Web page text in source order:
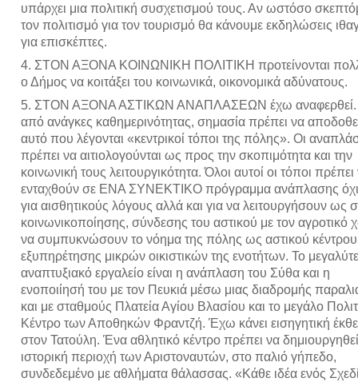
υπάρχει μια πολιτική συσχετισμού τους. Αν ωστόσο
τον πολιτισμό για τον τουρισμό θα κάνουμε εκδηλώσεις
για επισκέπτες.
4. ΣΤΟΝ ΑΞΟΝΑ ΚΟΙΝΩΝΙΚΗ ΠΟΛΙΤΙΚΗ προτείνονται
ο Δήμος να κοιτάξει του κοινωνικά, οικονομικά αδύνατους.
5. ΣΤΟΝ ΑΞΟΝΑ ΑΣΤΙΚΩΝ ΑΝΑΠΛΑΣΕΩΝ έχω αναφερθεί.
από ανάγκες καθημερινότητας, σημασία πρέπει να
αυτό που λέγονται «κεντρικοί τόποι της πόλης». Οι
πρέπει να αιτιολογούνται ως προς την σκοπιμότητα και την
κοινωνική τους λειτουργικότητα. Όλοι αυτοί οι τόποι πρέπει
ενταχθούν σε ΕΝΑ ΣΥΝΕΚΤΙΚΟ πρόγραμμα ανάπλασης
για αισθητικούς λόγους αλλά και για να λειτουργήσουν ως
κοινωνικοποίησης, σύνδεσης του αστικού με τον αγροτικό
να συμπυκνώσουν το νόημα της πόλης ως αστικού κέντρου
εξυπηρέτησης μικρών οικιστικών της ενοτήτων. Το
αναπτυξιακό εργαλείο είναι η ανάπλαση του Σύθα και η
ενοποιίησή του με τον Πευκιά μέσω μιας διαδρομής
και με σταθμούς Πλατεία Αγίου Βλασίου και το μεγάλο
Κέντρο των Αποθηκών Φραντζή. Έχω κάνει εισηγητική
στον Τατούλη. Ένα αθλητικό κέντρο πρέπει να
ιστορική περιοχή των Αριστοναυτών, στο παλιό γήπεδο,
συνδεδεμένο με αθλήματα θάλασσας. «Κάθε ιδέα ενός